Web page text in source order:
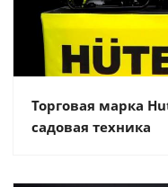
Торговая марка
садовая техника